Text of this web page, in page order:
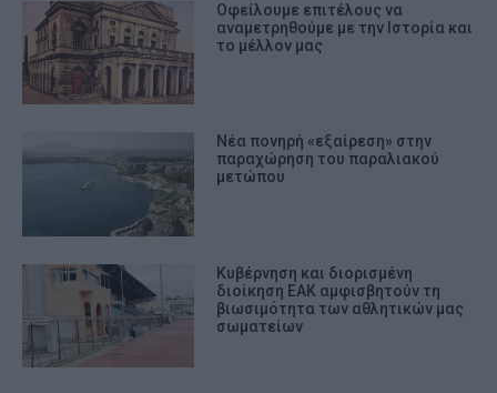
Οφείλουμε επιτέλους να
αναμετρηθούμε με την Ιστορία και
το μέλλον μας
Νέα πονηρή «εξαίρεση» στην
παραχώρηση του παραλιακού
μετώπου
Κυβέρνηση και διορισμένη
διοίκηση ΕΑΚ αμφισβητούν τη
βιωσιμότητα των αθλητικών μας
σωματείων